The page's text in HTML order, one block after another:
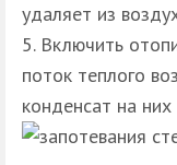
удаляет из
Включить
поток теплого
конденсат на них